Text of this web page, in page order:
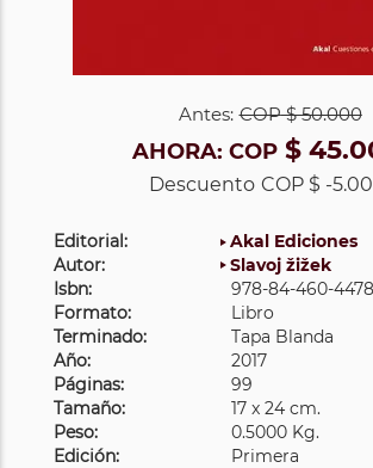
Antes: COP$ 50.000
AHORA: COP$
Descuento COP $ -
Editorial:
Akal Ediciones
Autor:
Slavoj žižek
Isbn:
978-84-460-
Formato:
Libro
Terminado:
Tapa Blanda
Año:
2017
Páginas:
99
Tamaño:
17 x 24 cm.
Peso:
0.5000 Kg.
Edición:
Primera